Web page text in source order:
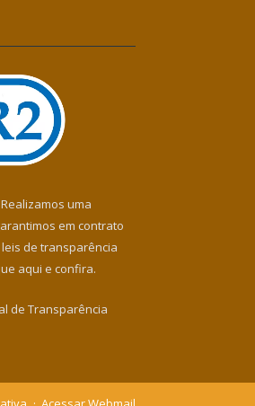
uma
em contrato
de transparência
aqui e confira.
de Transparência